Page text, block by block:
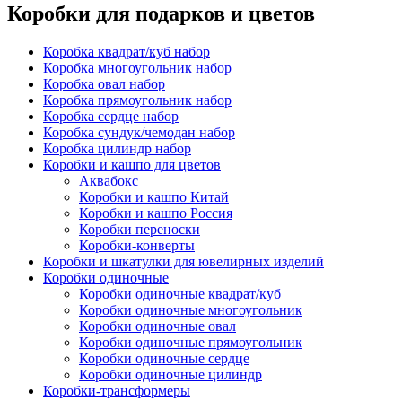
Коробки для подарков и цветов
Коробка квадрат/куб набор
Коробка многоугольник набор
Коробка овал набор
Коробка прямоугольник набор
Коробка сердце набор
Коробка сундук/чемодан набор
Коробка цилиндр набор
Коробки и кашпо для цветов
Аквабокс
Коробки и кашпо Китай
Коробки и кашпо Россия
Коробки переноски
Коробки-конверты
Коробки и шкатулки для ювелирных изделий
Коробки одиночные
Коробки одиночные квадрат/куб
Коробки одиночные многоугольник
Коробки одиночные овал
Коробки одиночные прямоугольник
Коробки одиночные сердце
Коробки одиночные цилиндр
Коробки-трансформеры